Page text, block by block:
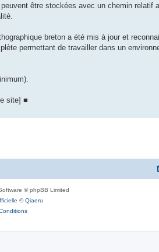
être stockées avec un chemin relatif
breton a été mis à jour et
permettant de travailler dans un
site] ■
© phpBB Limited
©Qiaeru